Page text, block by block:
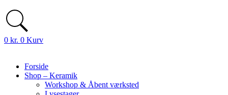
0 kr. 0 Kurv
Forside
Shop – Keramik
Workshop & Åbent værksted